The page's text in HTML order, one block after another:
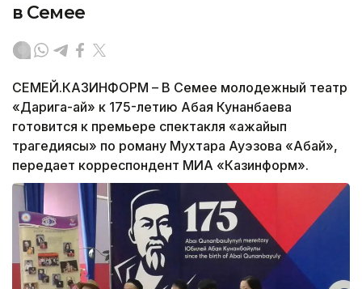
в Семее
СЕМЕЙ.КАЗИНФОРМ – В Семее молодежный театр
«Дарига-ай» к 175-летию Абая Кунанбаева
готовится к премьере спектакля «Ғажайып
трагедиясы» по роману Мухтара Ауэзова «Абай»,
передает корреспондент МИА «Казинформ».